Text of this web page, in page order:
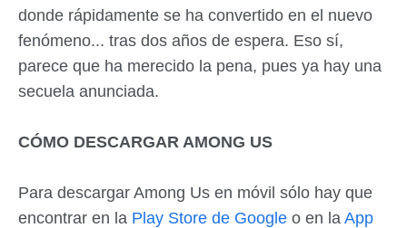
donde rápidamente se ha convertido en el nuevo
fenómeno... tras dos años de espera. Eso sí,
parece que ha merecido la pena, pues ya hay una
secuela anunciada.
CÓMO DESCARGAR AMONG US
Para descargar Among Us en móvil sólo hay que
encontrar en la Play Store de Google o en la App